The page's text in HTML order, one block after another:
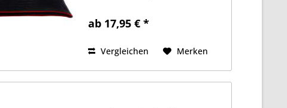
S/M (ca. 56cm Kopfumfang) oder
ab 17,95 € *
Vergleichen Merken